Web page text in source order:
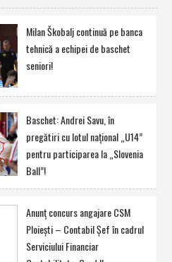
Milan Škobalj continuă pe banca
tehnică a echipei de baschet
seniori!
Baschet: Andrei Savu, în
pregătiri cu lotul naţional „U14”
pentru participarea la „Slovenia
Ball”!
Anunţ concurs angajare CSM
Ploieşti – Contabil Şef în cadrul
Serviciului Financiar